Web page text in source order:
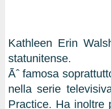
Kathleen Erin
statunitense.
Ãˆ famosa
nella serie
Practice. Ha inoltre